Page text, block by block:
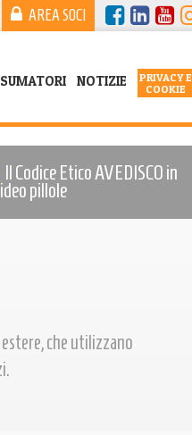
AREA SOCI
NOTIZIE
PRIVACY E
COOKIE
Il Codice Etico AVEDISCO in
pillole
che utilizzano